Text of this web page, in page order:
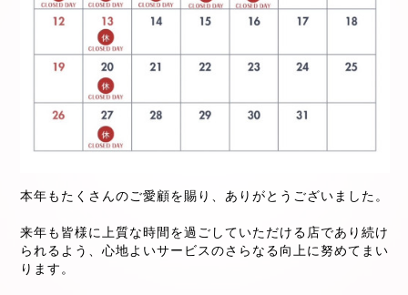
本年もたくさんのご愛顧を賜り、ありがとうございました。
来年も皆様に上質な時間を過ごしていただける店であり続け
られるよう、心地よいサービスのさらなる向上に努めてまい
ります。